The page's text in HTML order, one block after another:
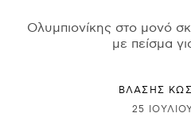
Ολυμπιονίκης στο μονό
με πείσμα
ΒΛΑΣΗΣ
25